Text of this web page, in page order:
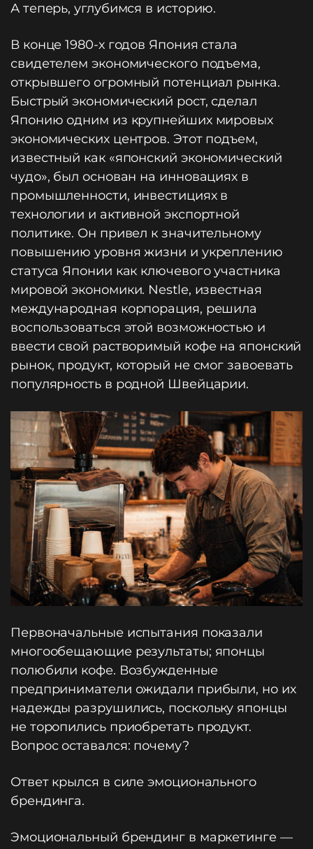
А теперь, углубимся в историю.
В конце 1980-х годов Япония стала
свидетелем экономического подъема,
открывшего огромный потенциал рынка.
Быстрый экономический рост, сделал
Японию одним из крупнейших мировых
экономических центров. Этот подъем,
известный как «японский экономический
чудо», был основан на инновациях в
промышленности, инвестициях в
технологии и активной экспортной
политике. Он привел к значительному
повышению уровня жизни и укреплению
статуса Японии как ключевого участника
мировой экономики. Nestle, известная
международная корпорация, решила
воспользоваться этой возможностью и
ввести свой растворимый кофе на японский
рынок, продукт, который не смог завоевать
популярность в родной Швейцарии.
Первоначальные испытания показали
многообещающие результаты; японцы
полюбили кофе. Возбужденные
предприниматели ожидали прибыли, но их
надежды разрушились, поскольку японцы
не торопились приобретать продукт.
Вопрос оставался: почему?
Ответ крылся в силе эмоционального
брендинга.
Эмоциональный брендинг в маркетинге —